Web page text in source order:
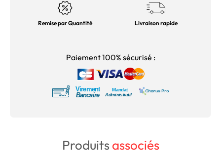
Remise par Quantité Livraison rapide
Paiement 100% sécurisé :
Produitsassociés